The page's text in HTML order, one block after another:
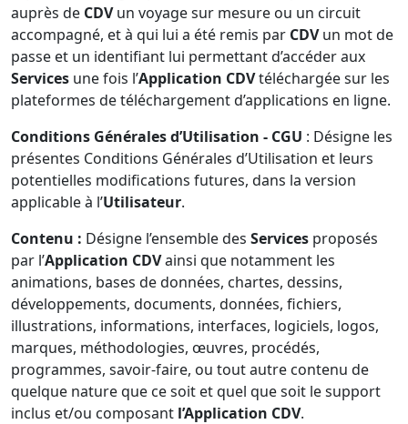
auprès de CDVun voyage sur mesure ou un circuit
accompagné, et à qui lui a été remis par CDVun mot de
passe et un identifiant lui permettant d’accéder aux
Services une fois l’Application CDVtéléchargée sur les
plateformes de téléchargement d’applications en ligne.
Conditions Générales d’Utilisation - CGU : Désigne les
présentes Conditions Générales d’Utilisation et leurs
potentielles modifications futures, dans la version
applicable à l’Utilisateur.
Contenu : Désigne l’ensemble des Services proposés
par l’Application CDVainsi que notamment les
animations, bases de données, chartes, dessins,
développements, documents, données, fichiers,
illustrations, informations, interfaces, logiciels, logos,
marques, méthodologies, œuvres, procédés,
programmes, savoir-faire, ou tout autre contenu de
quelque nature que ce soit et quel que soit le support
inclus et/ou composant l’Application CDV.